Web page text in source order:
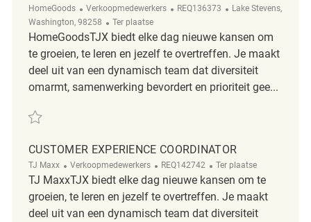
HomeGoods Categorie
Verkoopmedewerkers ReqId
REQ136373 Plaats
Lake Stevens,
Washington, 98258
Afgelegen
Ter plaatse
HomeGoodsTJX biedt elke dag nieuwe kansen om
te groeien, te leren en jezelf te overtreffen. Je maakt
deel uit van een dynamisch team dat diversiteit
omarmt, samenwerking bevordert en prioriteit gee...
Redden Merchandising Coordinator REQ136373
CUSTOMER EXPERIENCE COORDINATOR
TJ Maxx Categorie
Verkoopmedewerkers ReqId
REQ142742 Afgelegen
Ter plaatse
TJ MaxxTJX biedt elke dag nieuwe kansen om te
groeien, te leren en jezelf te overtreffen. Je maakt
deel uit van een dynamisch team dat diversiteit